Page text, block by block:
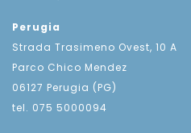
Perugia
Strada Trasimeno Ovest, 10 A
Parco Chico Mendez
06127 Perugia (PG)
tel. 075 5000094